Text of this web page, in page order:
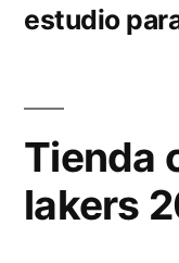
estudio
Tienda
lakers